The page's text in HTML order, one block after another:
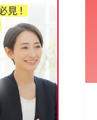
卸売･小売業